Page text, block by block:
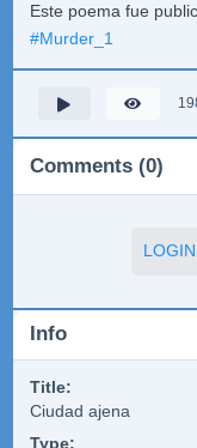
Este poema fue
#Murder_1
Comments (0)
LOGIN
Info
Title:
Ciudad ajena
Type: